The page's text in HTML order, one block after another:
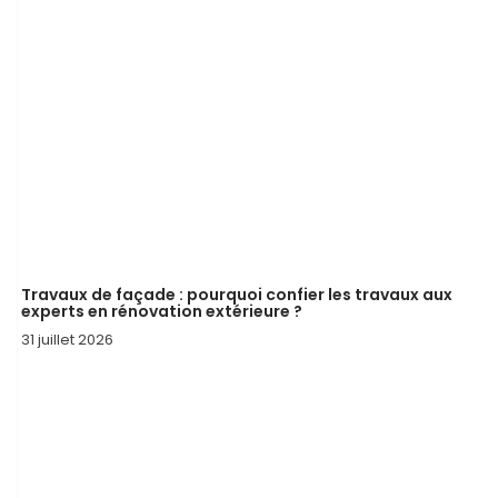
Travaux de façade : pourquoi confier les travaux aux
experts en rénovation extérieure ?
31 juillet 2026